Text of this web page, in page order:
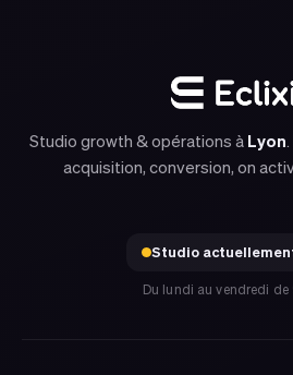
Studio growth & opérations à Lyon
acquisition, conversion, on
Studio
Du lundi au vendredi de